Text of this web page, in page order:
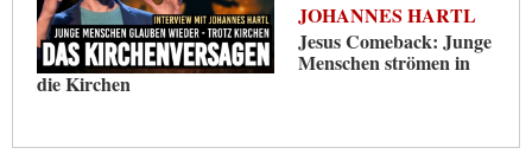
JOHANNES HARTL
Jesus Comeback: Junge
Menschen strömen in
die Kirchen